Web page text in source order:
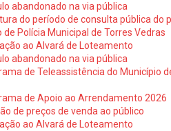
abandonado na via pública
do período de consulta pública
Polícia Municipal de Torres Vedras
ao Alvará de Loteamento
abandonado na via pública
de Teleassistência do Município
de Apoio ao Arrendamento 2026
de preços de venda ao público
ao Alvará de Loteamento